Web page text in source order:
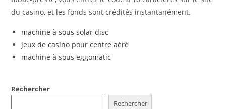
du casino, et les fonds sont crédités instantanément.
machine à sous solar disc
jeux de casino pour centre aéré
machine à sous eggomatic
Rechercher
Rechercher